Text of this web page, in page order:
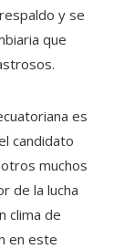
y se
que
es
candidato
muchos
de la lucha
clima de
en este